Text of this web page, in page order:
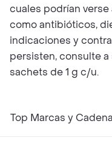
cuales podrían
como antibióticos,
indicaciones y
persisten, consulte a
sachets de 1 g c/u.
Top Marcas y